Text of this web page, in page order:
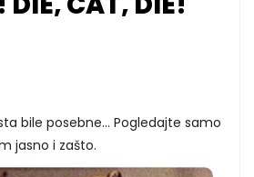
bile posebne... Pogledajte samo
jasno i zašto.